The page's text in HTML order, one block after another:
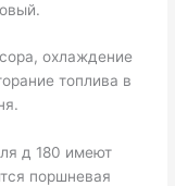
охлаждение
топлива в
д 180 имеют
поршневая